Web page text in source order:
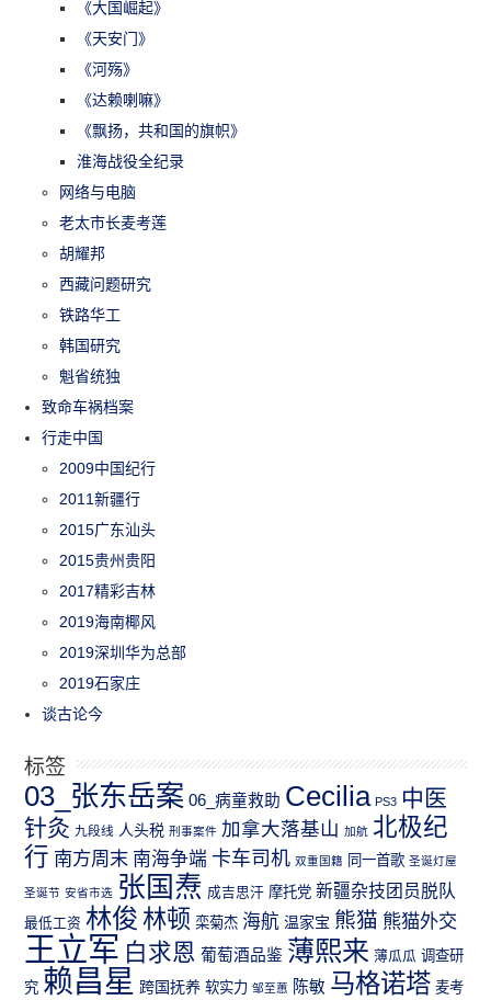
《大国崛起》
《天安门》
《河殇》
《达赖喇嘛》
《飘扬，共和国的旗帜》
淮海战役全纪录
网络与电脑
老太市长麦考莲
胡耀邦
西藏问题研究
铁路华工
韩国研究
魁省统独
致命车祸档案
行走中国
2009中国纪行
2011新疆行
2015广东汕头
2015贵州贵阳
2017精彩吉林
2019海南椰风
2019深圳华为总部
2019石家庄
谈古论今
标签
03_张东岳案 06_病童救助 Cecilia PS3 中医
针灸 九段线 人头税 刑事案件 加拿大落基山 加航 北极纪
行 南方周末 南海争端 卡车司机 双重国籍 同一首歌 圣诞灯屋
圣诞节 安省市选 张国焘 成吉思汗 摩托党 新疆杂技团员脱队
最低工资 林俊 林顿 栾菊杰 海航 温家宝 熊猫 熊猫外交
王立军 白求恩 葡萄酒品鉴 薄熙来 薄瓜瓜 调查研
究 赖昌星 跨国抚养 软实力 邹至蕙 陈敏 马格诺塔 麦考